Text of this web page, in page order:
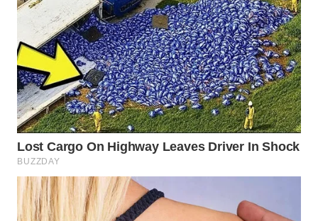
WN
SURABAYA
WN
NATUNA
WN
BINTAN
WN
MANDALIKA